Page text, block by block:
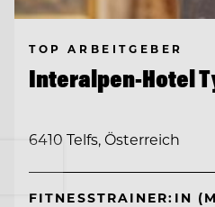
TOP ARBEITGEBER
Interalpen-Hotel
6410 Telfs, Österreich
FITNESSTRAINER:IN